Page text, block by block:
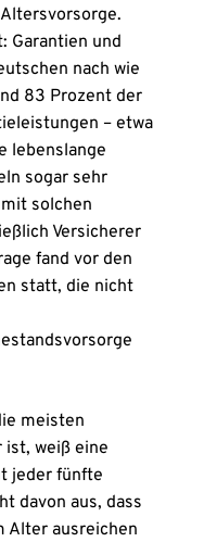
Garantien und
nach wie
83 Prozent der
– etwa
lebenslange
sogar sehr
solchen
Versicherer
fand vor den
statt, die nicht
meisten
ist, weiß eine
jeder fünfte
davon aus, dass
Alter ausreichen